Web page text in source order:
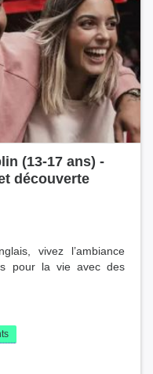
(13-17 ans) -
découverte
vivez l’ambiance
pour la vie avec des